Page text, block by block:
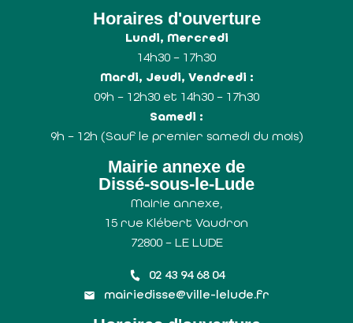
Horaires d'ouverture
Lundi, Mercredi
14h30 – 17h30
Mardi, Jeudi, Vendredi :
09h – 12h30 et 14h30 – 17h30
Samedi :
9h – 12h (Sauf le premier samedi du mois)
Mairie annexe de
Dissé-sous-le-Lude
Mairie annexe,
15 rue Klébert Vaudron
72800 – LE LUDE
02 43 94 68 04
mairiedisse@ville-lelude.fr